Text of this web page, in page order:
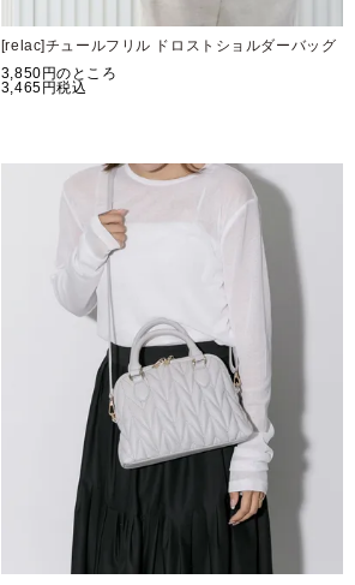
[relac]チュールフリル ドロストショルダーバッグ
3,850
のところ
3,465
税込